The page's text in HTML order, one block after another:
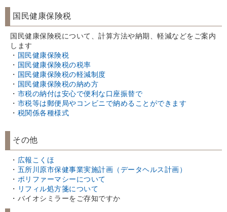
国民健康保険税
国民健康保険税について、計算方法や納期、軽減などをご案内
します
・ 国民健康保険税
・ 国民健康保険税の税率
・ 国民健康保険税の軽減制度
・ 国民健康保険税の納め方
・ 市税の納付は安心で便利な口座振替で
・ 市税等は郵便局やコンビニで納めることができます
・ 税関係各種様式
その他
・ 広報こくほ
・ 五所川原市保健事業実施計画（データヘルス計画）
・ ポリファーマシーについて
・ リフィル処方箋について
・バイオシミラーをご存知ですか